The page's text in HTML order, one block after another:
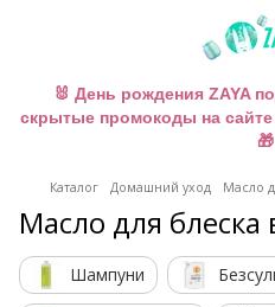
🐰 День рождения ZAYA
скрытые промокоды на
🎁
Каталог Домашний уход Масло
Масло для блеска
Шампуни